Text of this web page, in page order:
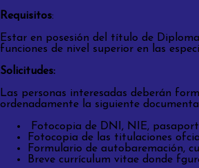
Requisitos:
Estar en posesión del título de
funciones de nivel superior en las
Solicitudes:
Las personas interesadas deberán
ordenadamente la siguiente
Fotocopia de DNI, NIE,
Fotocopia de las titulaciones
Formulario de autobaremación,
Breve currículum vitae donde